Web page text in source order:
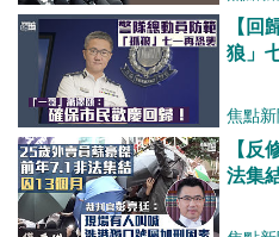
【回
狼」
焦點新
【反
法集
社會